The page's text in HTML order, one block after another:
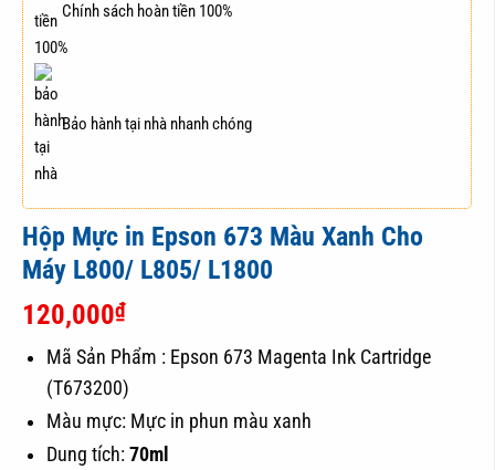
Chính sách hoàn tiền 100%
Bảo hành tại nhà nhanh chóng
Hộp Mực in Epson 673 Màu Xanh Cho
Máy L800/ L805/ L1800
120,000₫
Mã Sản Phẩm : Epson 673 Magenta Ink Cartridge
(T673200)
Màu mực: Mực in phun màu xanh
Dung tích: 70ml